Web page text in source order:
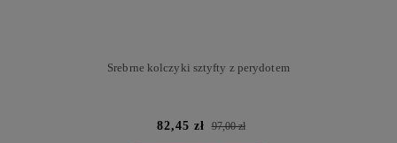
Srebrne kolczyki sztyfty z perydotem
82,45 zł 97,00 zł